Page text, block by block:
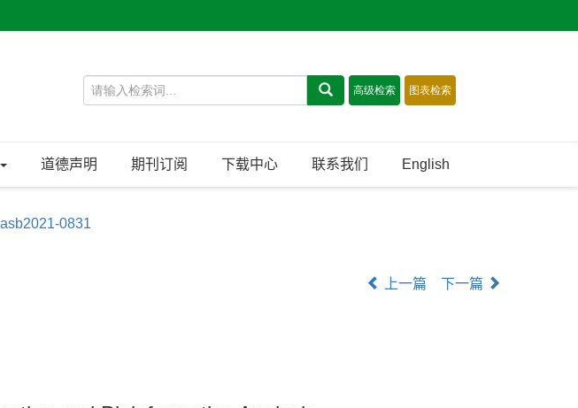
道德声明 期刊订阅 下载中心 联系我们 English
0831
上一篇 下一篇